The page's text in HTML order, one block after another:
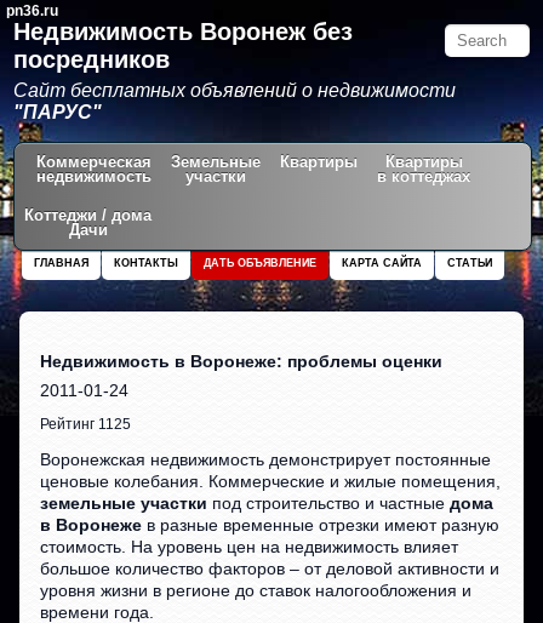
pn36.ru
Недвижимость Воронеж без
посредников
Сайт бесплатных объявлений о недвижимости
"ПАРУС"
Коммерческая
недвижимость
Земельные
участки
Квартиры
Квартиры
в коттеджах
Коттеджи / дома
Дачи
СТАТЬИ
КАРТА САЙТА
ДАТЬ ОБЪЯВЛЕНИЕ
КОНТАКТЫ
ГЛАВНАЯ
Недвижимость в Воронеже: проблемы оценки
2011-01-24
Рейтинг 1125
Воронежская недвижимость демонстрирует постоянные
ценовые колебания. Коммерческие и жилые помещения,
земельные участки под строительство и частныедома
в Воронеже в разные временные отрезки имеют разную
стоимость. На уровень цен на недвижимость влияет
большое количество факторов – от деловой активности и
уровня жизни в регионе до ставок налогообложения и
времени года.